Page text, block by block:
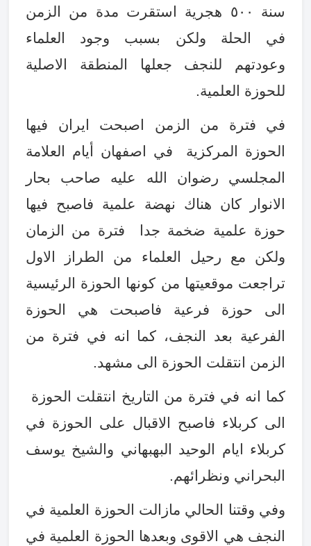
سنة ٥٠٠ هجرية استقرت مدة من الزمن
في الحلة ولكن بسبب وجود العلماء
وعودتهم للنجف جعلها المنطقة الاصلية
للحوزة العلمية.
في فترة من الزمن اصبحت ايران فيها
الحوزة المركزية في اصفهان أيام العلامة
المجلسي رضوان الله عليه صاحب بحار
الانوار كان هناك نهضة علمية فاصبح فيها
حوزة علمية ضخمة جدا فترة من الزمان
ولكن مع رحيل العلماء من الطراز الاول
تراجعت موقعيتها من كونها الحوزة الرئيسية
الى حوزة فرعية فاصبحت هي الحوزة
الفرعية بعد النجف، كما انه في فترة من
الزمن انتقلت الحوزة الى مشهد.
كما انه في فترة من التاريخ انتقلت الحوزة
الى كربلاء فاصبح الاقبال على الحوزة في
كربلاء ايام الوحيد البهبهاني والشيخ يوسف
البحراني ونظرائهم.
وفي وقتنا الحالي مازالت الحوزة العلمية في
النجف هي الاقوى وبعدها الحوزة العلمية في